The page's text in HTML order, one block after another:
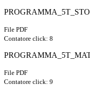
File PDF
Contatore click: 8
File PDF
Contatore click: 9